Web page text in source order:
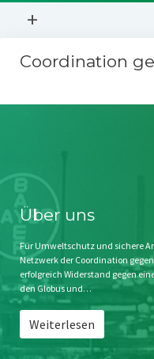
Menü
+
Mitmachen
Kontakt
Impressum
Störfälle
Coordination
Stichwort BAYER
Jahrestagung
SPENDEN
Über uns
Für Umweltschutz und sichere
Netzwerk der Coordination gegen
erfolgreich Widerstand gegen
den Globus und…
Weiterlesen